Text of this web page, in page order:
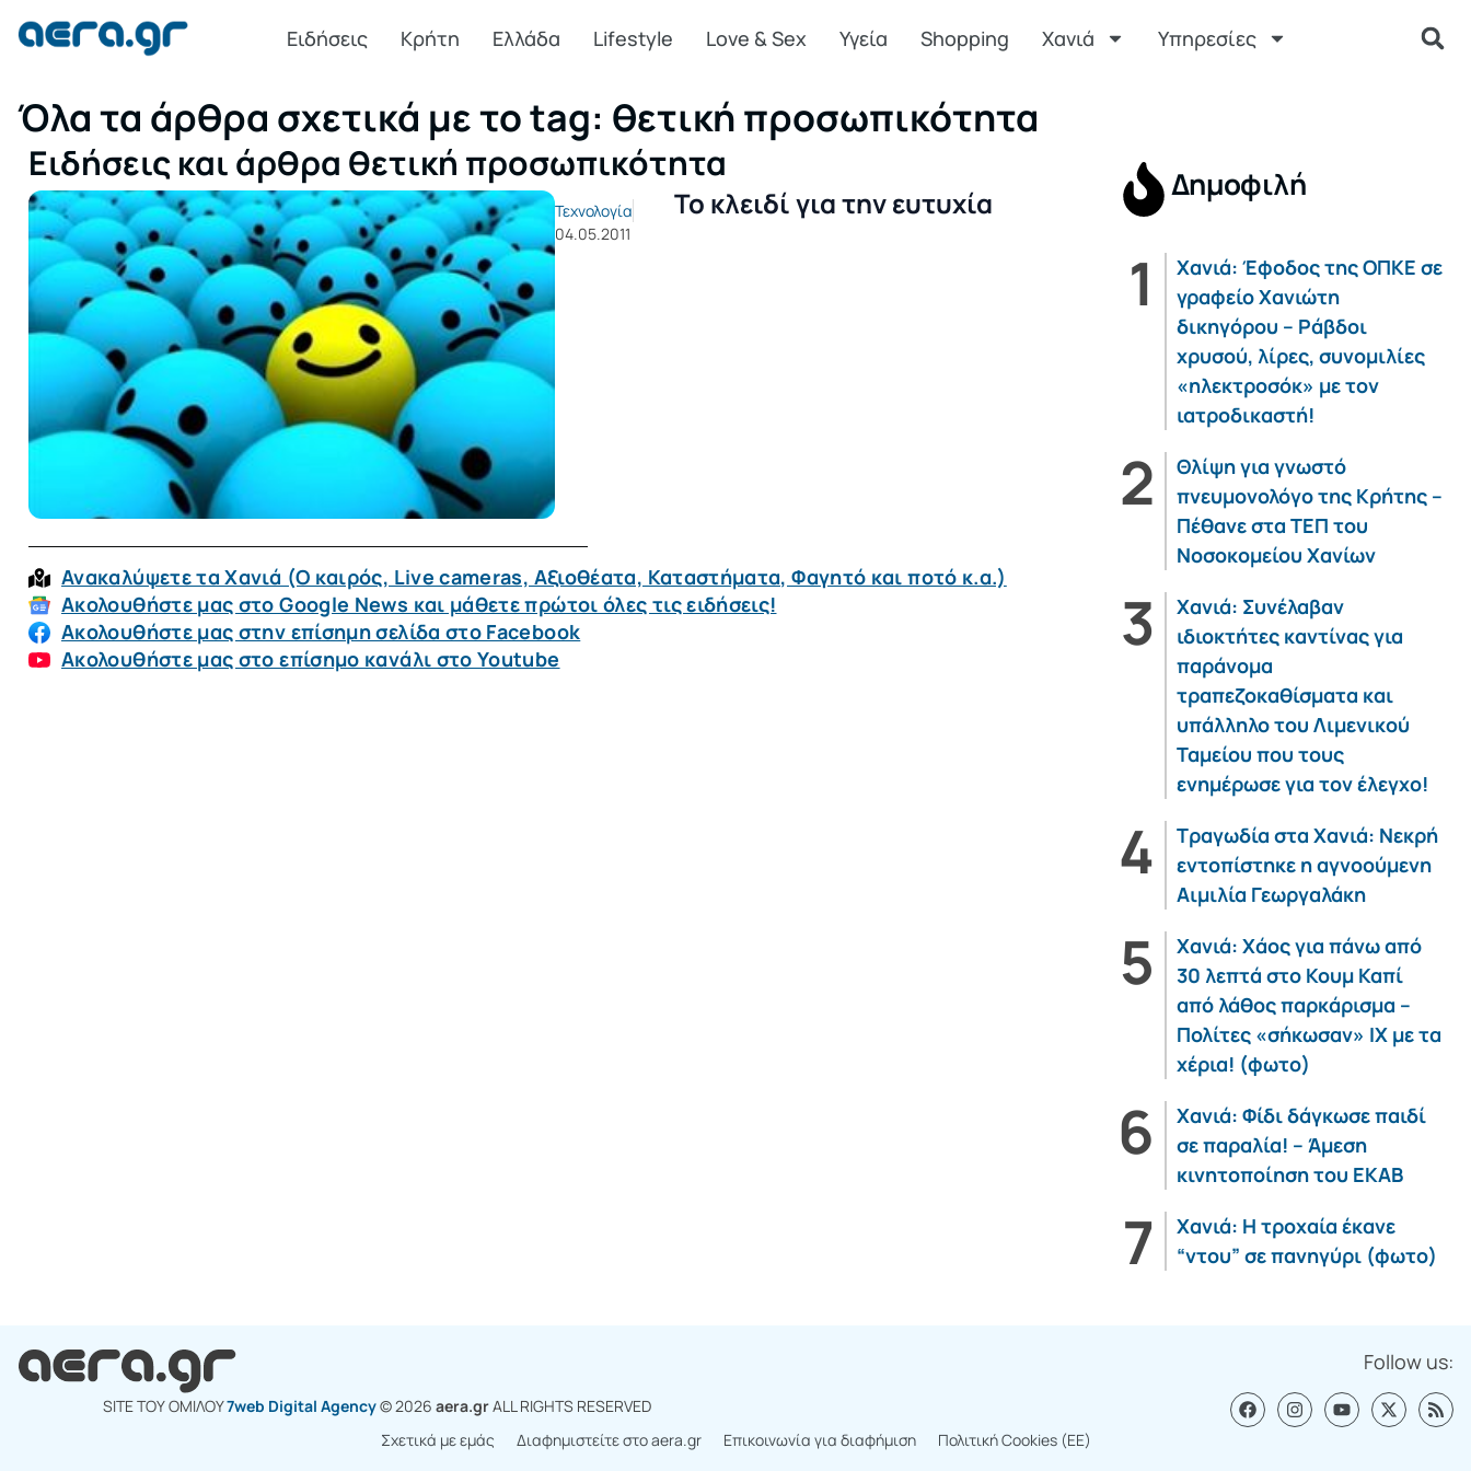
Ειδήσεις Κρήτη Ελλάδα Lifestyle Love & Sex Υγεία Shopping Χανιά Υπηρεσίες
Όλα τα άρθρα σχετικά με το tag: θετική προσωπικότητα
Ειδήσεις και άρθρα θετική προσωπικότητα
Τεχνολογία
04.05.2011
Το κλειδί για την ευτυχία
Ανακαλύψετε τα Χανιά (O καιρός, Live cameras, Αξιοθέατα, Καταστήματα, Φαγητό και ποτό κ.α.)
Ακολουθήστε μας στο Google News και μάθετε πρώτοι όλες τις ειδήσεις!
Ακολουθήστε μας στην επίσημη σελίδα στο Facebook
Ακολουθήστε μας στο επίσημο κανάλι στο Youtube
Δημοφιλή
Χανιά: Έφοδος της ΟΠΚΕ σε
γραφείο Χανιώτη
δικηγόρου – Ράβδοι
χρυσού, λίρες, συνομιλίες
«ηλεκτροσόκ» με τον
ιατροδικαστή!
Θλίψη για γνωστό
πνευμονολόγο της Κρήτης –
Πέθανε στα ΤΕΠ του
Νοσοκομείου Χανίων
Χανιά: Συνέλαβαν
ιδιοκτήτες καντίνας για
παράνομα
τραπεζοκαθίσματα και
υπάλληλο του Λιμενικού
Ταμείου που τους
ενημέρωσε για τον έλεγχο!
Τραγωδία στα Χανιά: Νεκρή
εντοπίστηκε η αγνοούμενη
Αιμιλία Γεωργαλάκη
Χανιά: Χάος για πάνω από
30 λεπτά στο Κουμ Καπί
από λάθος παρκάρισμα –
Πολίτες «σήκωσαν» ΙΧ με τα
χέρια! (φωτο)
Χανιά: Φίδι δάγκωσε παιδί
σε παραλία! – Άμεση
κινητοποίηση του ΕΚΑΒ
Χανιά: Η τροχαία έκανε
“ντου” σε πανηγύρι (φωτο)
SITE ΤΟΥ ΟΜΙΛΟY7web Digital Agency© 2026 aera.grALL RIGHTS RESERVED
Follow us:
Σχετικά με εμάς Διαφημιστείτε στο aera.gr Επικοινωνία για διαφήμιση Πολιτική Cookies (ΕΕ)